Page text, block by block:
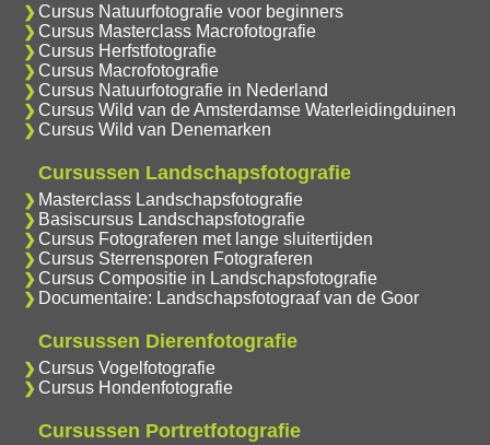
Cursus Natuurfotografie voor beginners
Cursus Masterclass Macrofotografie
Cursus Herfstfotografie
Cursus Macrofotografie
Cursus Natuurfotografie in Nederland
Cursus Wild van de Amsterdamse Waterleidingduinen
Cursus Wild van Denemarken
Cursussen Landschapsfotografie
Masterclass Landschapsfotografie
Basiscursus Landschapsfotografie
Cursus Fotograferen met lange sluitertijden
Cursus Sterrensporen Fotograferen
Cursus Compositie in Landschapsfotografie
Documentaire: Landschapsfotograaf van de Goor
Cursussen Dierenfotografie
Cursus Vogelfotografie
Cursus Hondenfotografie
Cursussen Portretfotografie